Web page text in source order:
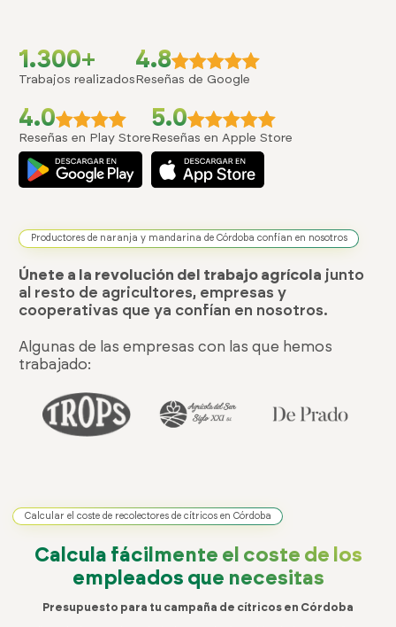
1.300+
Trabajos realizados
4.8
Reseñas de Google
4.0
Reseñas en Play Store
5.0
Reseñas en Apple Store
Productores de naranja y mandarina de Córdoba confían en nosotros
Únete a la revolución del trabajo agrícola junto
al resto de agricultores, empresas y
cooperativas que ya confían en nosotros.
Algunas de las empresas con las que hemos
trabajado:
Calcular el coste de recolectores de cítricos en Córdoba
Calcula fácilmente el coste de los
empleados que necesitas
Presupuesto para tu campaña de cítricos en Córdoba